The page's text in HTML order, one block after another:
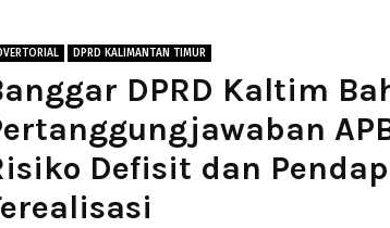
DPRD KALIMANTAN TIMUR
DPRD Kaltim
Defisit dan